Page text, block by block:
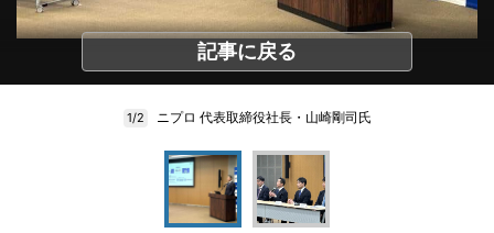
記事に戻る
1/2 ニプロ 代表取締役社長・山崎剛司氏